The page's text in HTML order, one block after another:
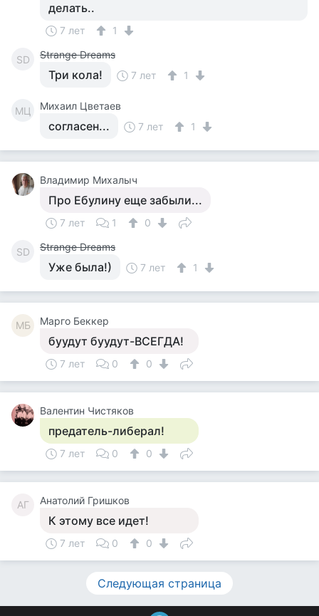
делать..
7 лет 1
SD Strange Dreams
Три кола! 7 лет 1
МЦ Михаил Цветаев
согласен... 7 лет 1
Владимир Михалыч
Про Ебулину еще забыли...
7 лет 1 0
SD Strange Dreams
Уже была!) 7 лет 1
MБ Mарго Беккер
буудут буудут-ВСЕГДА!
7 лет 0 0
Валентин Чистяков
предатель-либерал!
7 лет 0 0
АГ Анатолий Гришков
К этому все идет!
7 лет 0 0
Следующая страница